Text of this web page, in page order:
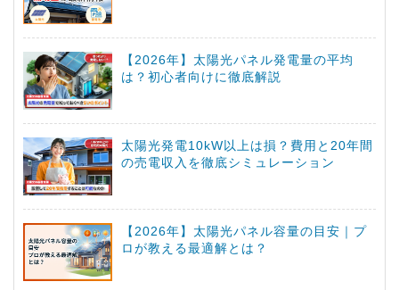
【2026年】太陽光パネル発電量の平均
は？初心者向けに徹底解説
太陽光発電10kW以上は損？費用と20年間
の売電収入を徹底シミュレーション
【2026年】太陽光パネル容量の目安｜プ
ロが教える最適解とは？